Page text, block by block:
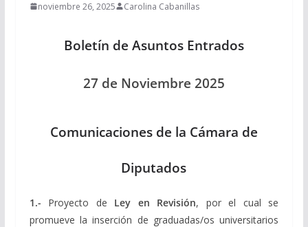
noviembre 26, 2025 Carolina Cabanillas
Boletín de Asuntos Entrados
27 de Noviembre 2025
Comunicaciones de la Cámara de
Diputados
1.- Proyecto de Ley en Revisión, por el cual se
promueve la inserción de graduadas/os universitarios